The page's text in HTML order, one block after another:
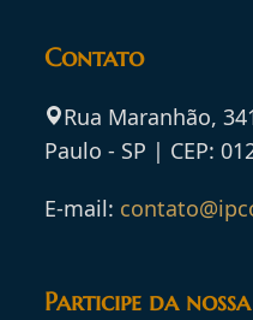
Contato
Rua Maranhão,
Paulo - SP | CEP:
E-mail:
Participe da